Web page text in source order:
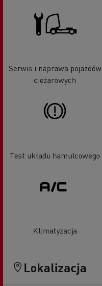
Serwis i naprawa pojazdów
ciężarowych
Test układu hamulcowego
Klimatyzacja
Lokalizacja